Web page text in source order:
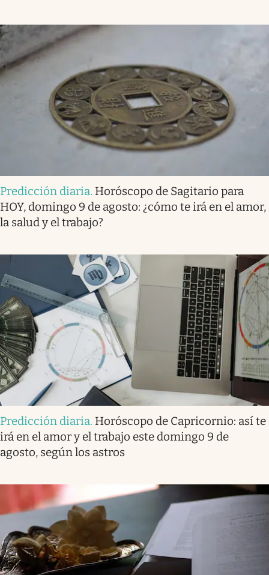
Predicción diaria. Horóscopo de Sagitario para
HOY, domingo 9 de agosto: ¿cómo te irá en el amor,
la salud y el trabajo?
Predicción diaria. Horóscopo de Capricornio: así te
irá en el amor y el trabajo este domingo 9 de
agosto, según los astros